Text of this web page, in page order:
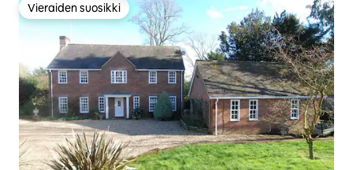
Vieraiden suosikki
Vieraiden suosikki